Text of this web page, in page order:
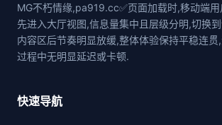
MG不朽情缘,pa919.cc✅页面加载时,移动端用
先进入大厅视图,信息量集中且层级分明,切换
内容区后节奏明显放缓,整体体验保持平稳连贯
过程中无明显延迟或卡顿.
快速导航